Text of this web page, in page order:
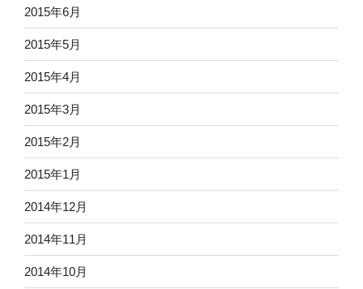
2015年6月
2015年5月
2015年4月
2015年3月
2015年2月
2015年1月
2014年12月
2014年11月
2014年10月